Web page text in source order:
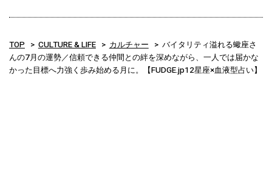
TOP CULTURE & LIFE カルチャー
バイタリティ溢れる蠍座さ
んの7月の運勢／信頼できる仲間との絆を深めながら、一人では届かな
かった目標へ力強く歩み始める月に。【FUDGE.jp12星座×血液型占い】